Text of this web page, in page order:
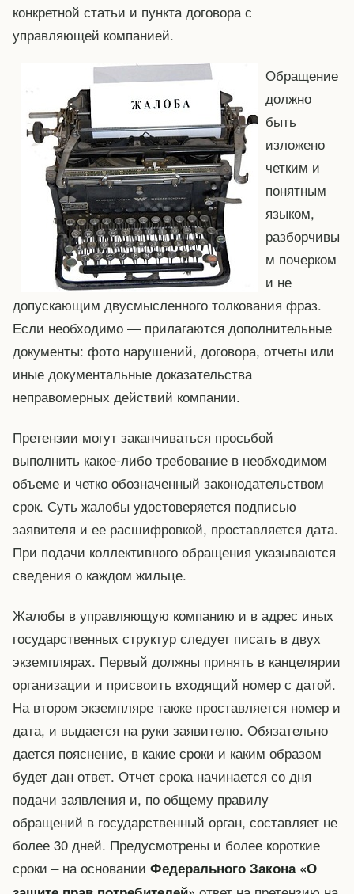
конкретной статьи и пункта договора с
управляющей компанией.
Обращение
должно
быть
изложено
четким и
понятным
языком,
разборчивы
м почерком
и не
допускающим двусмысленного толкования фраз.
Если необходимо — прилагаются дополнительные
документы: фото нарушений, договора, отчеты или
иные документальные доказательства
неправомерных действий компании.
Претензии могут заканчиваться просьбой
выполнить какое-либо требование в необходимом
объеме и четко обозначенный законодательством
срок. Суть жалобы удостоверяется подписью
заявителя и ее расшифровкой, проставляется дата.
При подачи коллективного обращения указываются
сведения о каждом жильце.
Жалобы в управляющую компанию и в адрес иных
государственных структур следует писать в двух
экземплярах. Первый должны принять в канцелярии
организации и присвоить входящий номер с датой.
На втором экземпляре также проставляется номер и
дата, и выдается на руки заявителю. Обязательно
дается пояснение, в какие сроки и каким образом
будет дан ответ. Отчет срока начинается со дня
подачи заявления и, по общему правилу
обращений в государственный орган, составляет не
более 30 дней. Предусмотрены и более короткие
сроки – на основании Федерального Закона «О